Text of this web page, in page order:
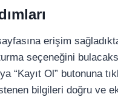
erişim
seçeneğini
“Kayıt Ol” butonuna
bilgileri doğru ve